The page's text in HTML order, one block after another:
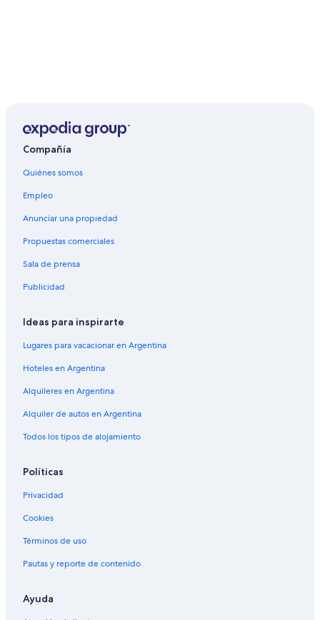
Compañía
Quiénes somos
Empleo
Anunciar una propiedad
Propuestas comerciales
Sala de prensa
Publicidad
Ideas para inspirarte
Lugares para vacacionar en Argentina
Hoteles en Argentina
Alquileres en Argentina
Alquiler de autos en Argentina
Todos los tipos de alojamiento
Políticas
Privacidad
Cookies
Términos de uso
Pautas y reporte de contenido
Ayuda